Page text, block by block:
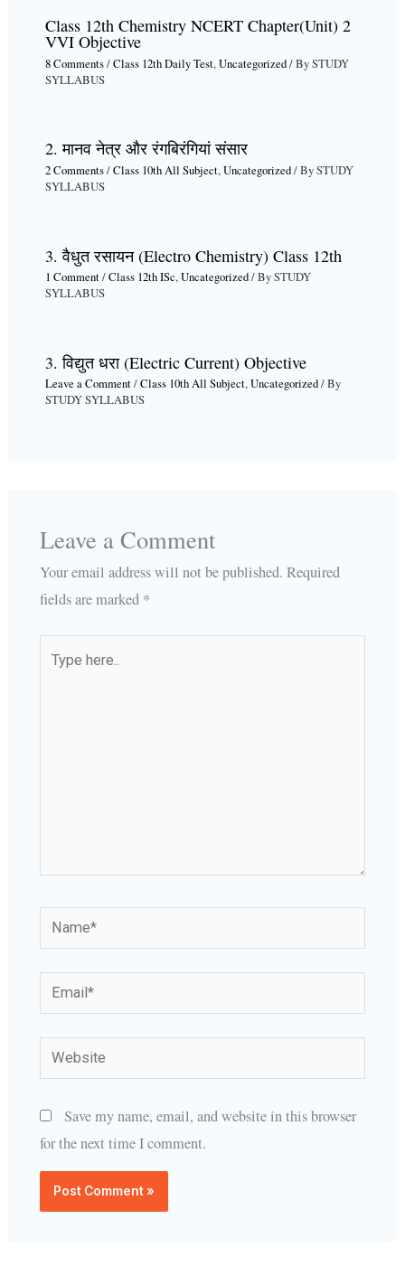
Class 12th Chemistry NCERT Chapter(Unit) 2
VVI Objective
8 Comments/Class 12th Daily Test,Uncategorized/ BySTUDY
SYLLABUS
2. मानव नेत्र और रंगबिरंगियां संसार
2 Comments/Class 10th All Subject,Uncategorized/ BySTUDY
SYLLABUS
3. वैधुत रसायन (Electro Chemistry) Class 12th
1 Comment/Class 12th ISc,Uncategorized/ BySTUDY
SYLLABUS
3. विद्युत धरा (Electric Current) Objective
Leave a Comment/Class 10th All Subject,Uncategorized/ By
STUDY SYLLABUS
Leave a Comment
Your email address will not be published. Required
fields are marked *
Name*
Email*
Website
Save my name, email, and website in this browser
for the next time I comment.